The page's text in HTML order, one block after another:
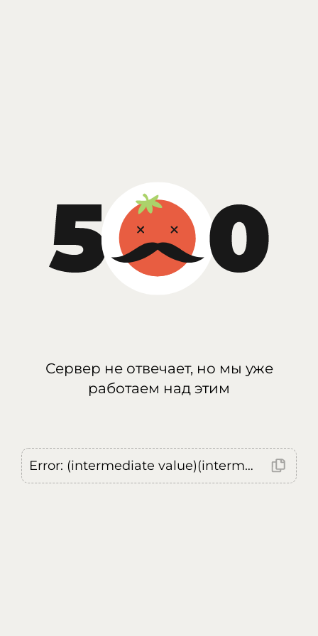
Сервер не отвечает, но мы уже
работаем над этим
Error: (intermediate value)(intermediate value)(intermediate value).replaceAll is not a function